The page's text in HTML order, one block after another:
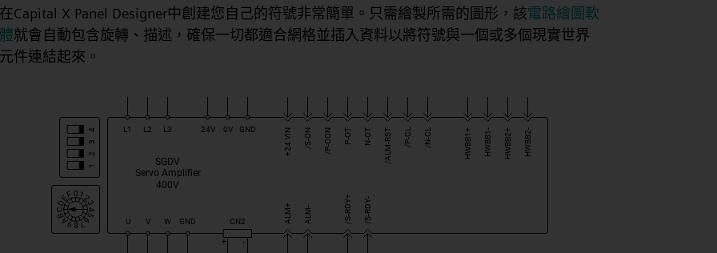
在Capital X Panel Designer中創建您自己的符號非常簡單。只需繪製所需的圖形，該電路繪圖軟
體就會自動包含旋轉、描述，確保一切都適合網格並插入資料以將符號與一個或多個現實世界
元件連結起來。